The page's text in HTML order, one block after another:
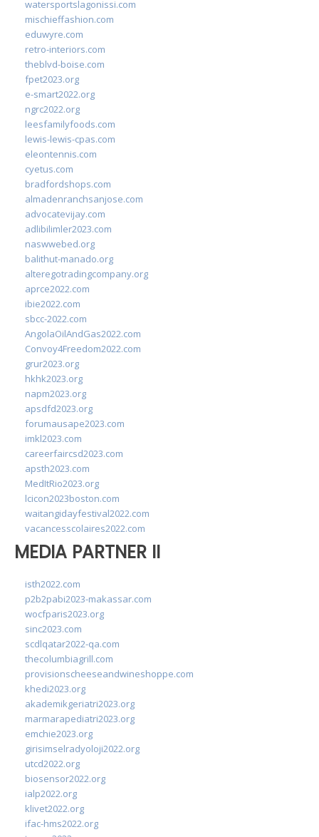
watersportslagonissi.com
mischieffashion.com
eduwyre.com
retro-interiors.com
theblvd-boise.com
fpet2023.org
e-smart2022.org
ngrc2022.org
leesfamilyfoods.com
lewis-lewis-cpas.com
eleontennis.com
cyetus.com
bradfordshops.com
almadenranchsanjose.com
advocatevijay.com
adlibilimler2023.com
naswwebed.org
balithut-manado.org
alteregotradingcompany.org
aprce2022.com
ibie2022.com
sbcc-2022.com
AngolaOilAndGas2022.com
Convoy4Freedom2022.com
grur2023.org
hkhk2023.org
napm2023.org
apsdfd2023.org
forumausape2023.com
imkl2023.com
careerfaircsd2023.com
apsth2023.com
MedItRio2023.org
lcicon2023boston.com
waitangidayfestival2022.com
vacancesscolaires2022.com
MEDIA PARTNER II
isth2022.com
p2b2pabi2023-makassar.com
wocfparis2023.org
sinc2023.com
scdlqatar2022-qa.com
thecolumbiagrill.com
provisionscheeseandwineshoppe.com
khedi2023.org
akademikgeriatri2023.org
marmarapediatri2023.org
emchie2023.org
girisimselradyoloji2022.org
utcd2022.org
biosensor2022.org
ialp2022.org
klivet2022.org
ifac-hms2022.org